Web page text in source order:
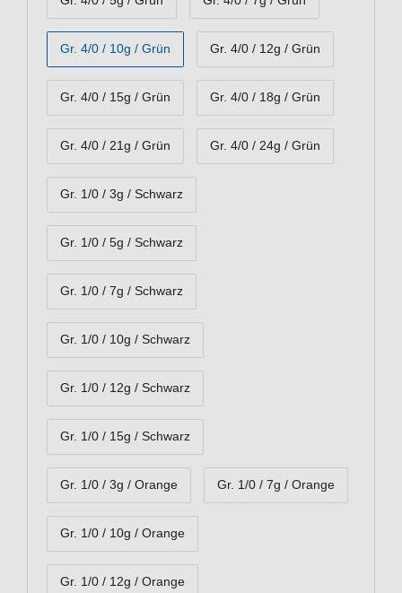
Gr. 4/0 / 10g / Grün Gr. 4/0 / 12g / Grün
Gr. 4/0 / 15g / Grün Gr. 4/0 / 18g / Grün
Gr. 4/0 / 21g / Grün Gr. 4/0 / 24g / Grün
Gr. 1/0 / 3g / Schwarz
Gr. 1/0 / 5g / Schwarz
Gr. 1/0 / 7g / Schwarz
Gr. 1/0 / 10g / Schwarz
Gr. 1/0 / 12g / Schwarz
Gr. 1/0 / 15g / Schwarz
Gr. 1/0 / 3g / Orange Gr. 1/0 / 7g / Orange
Gr. 1/0 / 10g / Orange
Gr. 1/0 / 12g / Orange